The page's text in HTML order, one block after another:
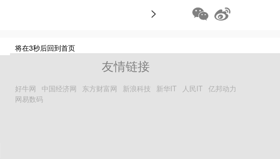
>
将在3秒后回到首页
友情链接
好牛网 中国经济网 东方财富网 新浪科技 新华IT 人民IT 亿邦动力
网易数码